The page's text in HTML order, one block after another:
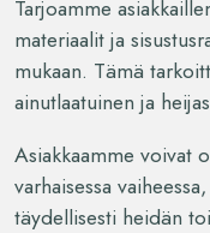
Tarjoamme
materiaalit ja
mukaan. Tämä
ainutlaatuinen ja
Asiakkaamme voivat
varhaisessa
täydellisesti heidän